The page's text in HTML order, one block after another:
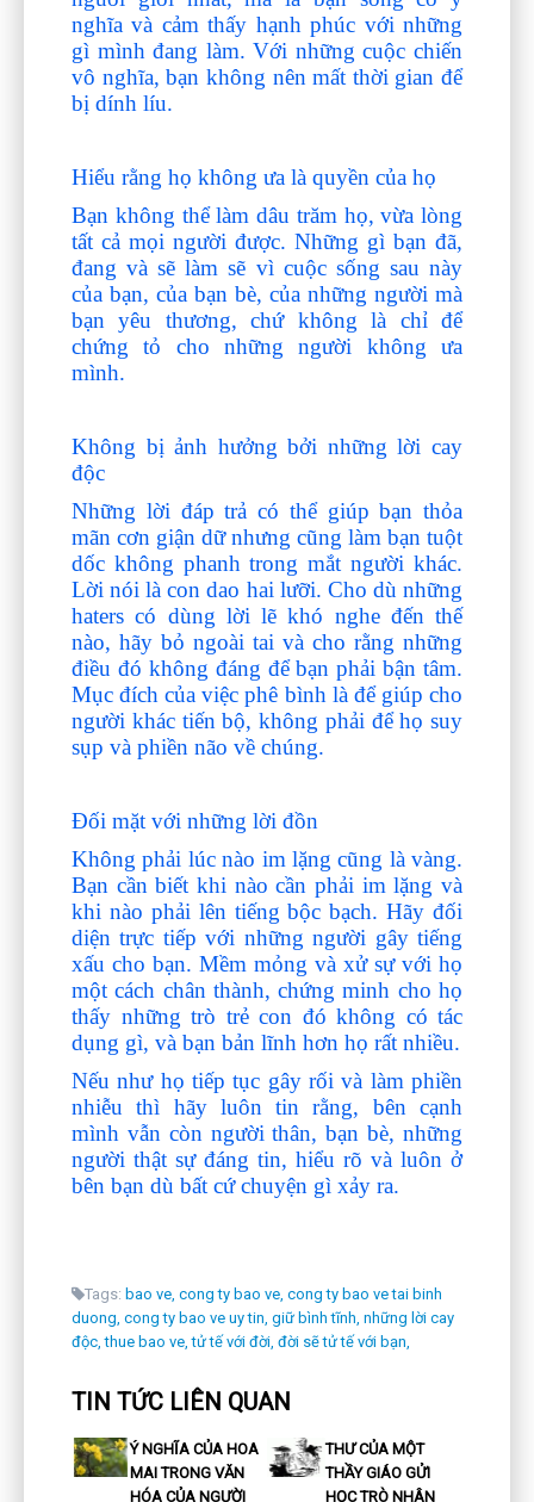
nghĩa và cảm thấy hạnh phúc với những
gì mình đang làm. Với những cuộc chiến
vô nghĩa, bạn không nên mất thời gian để
bị dính líu.
Hiểu rằng họ không ưa là quyền của họ
Bạn không thể làm dâu trăm họ, vừa lòng
tất cả mọi người được. Những gì bạn đã,
đang và sẽ làm sẽ vì cuộc sống sau này
của bạn, của bạn bè, của những người mà
bạn yêu thương, chứ không là chỉ để
chứng tỏ cho những người không ưa
mình.
Không bị ảnh hưởng bởi những lời cay
độc
Những lời đáp trả có thể giúp bạn thỏa
mãn cơn giận dữ nhưng cũng làm bạn tuột
dốc không phanh trong mắt người khác.
Lời nói là con dao hai lưỡi. Cho dù những
haters có dùng lời lẽ khó nghe đến thế
nào, hãy bỏ ngoài tai và cho rằng những
điều đó không đáng để bạn phải bận tâm.
Mục đích của việc phê bình là để giúp cho
người khác tiến bộ, không phải để họ suy
sụp và phiền não về chúng.
Đối mặt với những lời đồn
Không phải lúc nào im lặng cũng là vàng.
Bạn cần biết khi nào cần phải im lặng và
khi nào phải lên tiếng bộc bạch. Hãy đối
diện trực tiếp với những người gây tiếng
xấu cho bạn. Mềm mỏng và xử sự với họ
một cách chân thành, chứng minh cho họ
thấy những trò trẻ con đó không có tác
dụng gì, và bạn bản lĩnh hơn họ rất nhiều.
Nếu như họ tiếp tục gây rối và làm phiền
nhiễu thì hãy luôn tin rằng, bên cạnh
mình vẫn còn người thân, bạn bè, những
người thật sự đáng tin, hiểu rõ và luôn ở
bên bạn dù bất cứ chuyện gì xảy ra.
Tags: bao ve, cong ty bao ve, cong ty bao ve tai binh
duong, cong ty bao ve uy tin, giữ bình tĩnh, những lời cay
độc, thue bao ve, tử tế với đời, đời sẽ tử tế với bạn,
TIN TỨC LIÊN QUAN
Ý NGHĨA CỦA HOA
MAI TRONG VĂN
HÓA CỦA NGƯỜI
THƯ CỦA MỘT
THẦY GIÁO GỬI
HỌC TRÒ NHÂN